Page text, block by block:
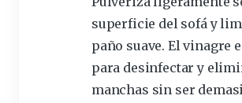
superficie del sofá y
paño suave. El vinagre
para desinfectar y
manchas sin ser